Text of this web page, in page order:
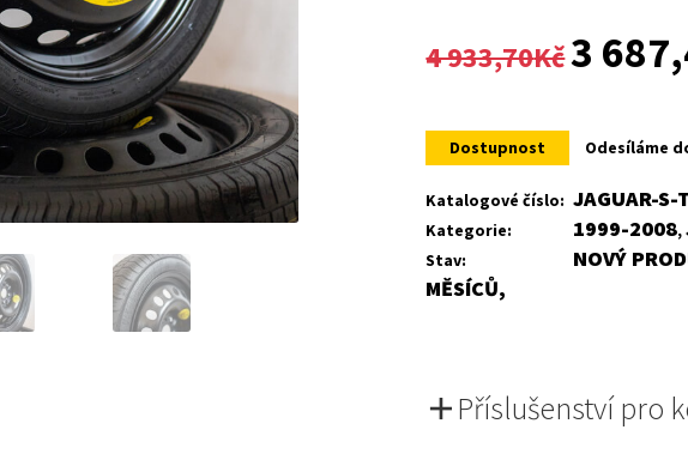
4 933,70Kč
Original
was:
4
933,70Kč.
3
Dostupnost Odesíláme
Katalogové číslo: JAGUAR-
Kategorie: 1999-2008,
Stav:
NOVÝ
MĚSÍCŮ,
Příslušenství pro